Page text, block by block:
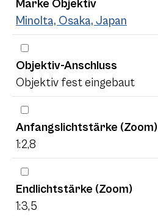
Marke Objektiv
Minolta, Osaka, Japan
Objektiv-Anschluss
Objektiv fest eingebaut
Anfangslichtstärke (Zoom)
1:2,8
Endlichtstärke (Zoom)
1:3,5